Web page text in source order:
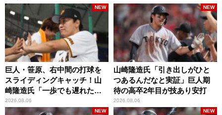
巨人・笹原、右中間の打球を
スライディングキャッチ！山
崎隆造氏「一歩でも遅れた
ら…」
2026.08.06
NEW
山崎隆造氏「引き出しがひと
つあるんだなと実証」巨人期
待の高卒2年目が技あり安打
2026.08.06
NEW
NEW NEW